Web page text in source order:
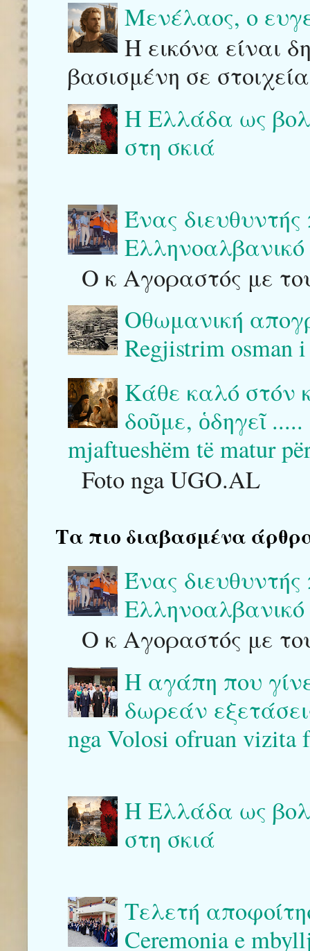
Μενέλαος, ο
Η εικόνα είναι
βασισμένη σε
Η Ελλάδα ως
στη σκιά
Ένας
Ο κ Αγοραστός με
Οθωμανική
Regjistrim osman
Κάθε καλό στόν
δοῦμε, ὁδηγεῖ
mjaftueshëm të matur
Foto nga UGO.AL
Τα πιο διαβασμένα
Ένας
Ο κ Αγοραστός με
Η αγάπη που
δωρεάν
nga Volosi ofruan vizita
Η Ελλάδα ως
στη σκιά
Τελετή
Ceremonia e